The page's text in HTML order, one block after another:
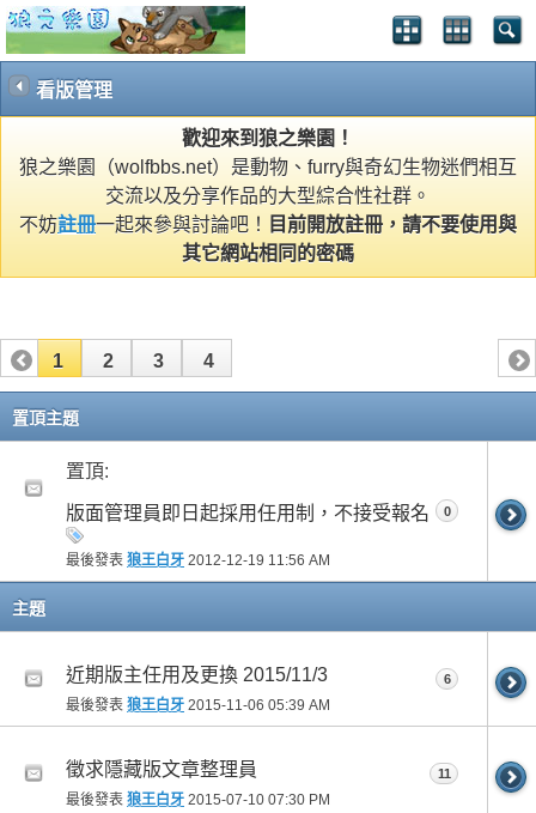
看版管理
歡迎來到狼之樂園！
狼之樂園（wolfbbs.net）是動物、furry與奇幻生物迷們相互
交流以及分享作品的大型綜合性社群。
不妨註冊一起來參與討論吧！
目前開放註冊，請不要使用與
其它網站相同的密碼
1 2 3 4
置頂主題
置頂:
版面管理員即日起採用任用制，不接受報名
最後發表 狼王白牙 2012-12-19 11:56 AM
0
主題
近期版主任用及更換 2015/11/3
最後發表 狼王白牙 2015-11-06 05:39 AM
6
徵求隱藏版文章整理員
最後發表 狼王白牙 2015-07-10 07:30 PM
11